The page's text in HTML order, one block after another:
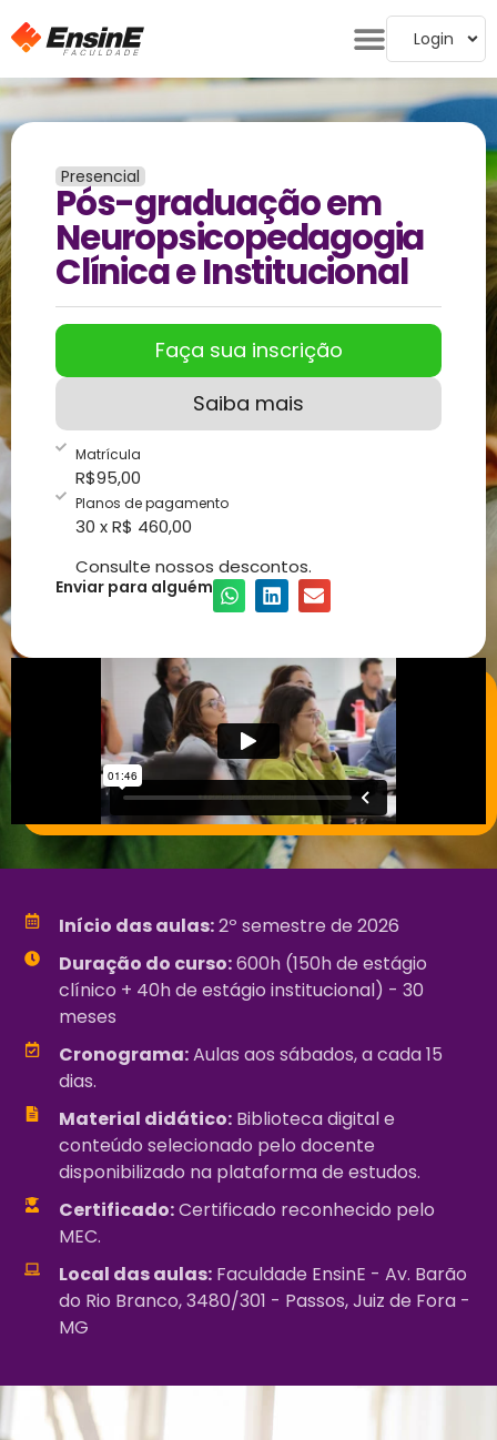
Login
Presencial
Pós-graduação em
Neuropsicopedagogia
Clínica e Institucional
Faça sua inscrição
Saiba mais
Matrícula
R$95,00
Planos de pagamento
30 x R$ 460,00
Consulte nossos descontos.
Enviar para alguém
Início das aulas:2º semestre de 2026
Duração do curso:600h (150h de estágio
clínico + 40h de estágio institucional) - 30
meses
Cronograma:Aulas aos sábados, a cada 15
dias.
Material didático:Biblioteca digital e
conteúdo selecionado pelo docente
disponibilizado na plataforma de estudos.
Certificado:Certificado reconhecido pelo
MEC.
Local das aulas:Faculdade EnsinE - Av. Barão
do Rio Branco, 3480/301 - Passos, Juiz de Fora -
MG